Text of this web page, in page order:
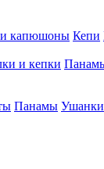
капюшоны Кепи
и кепки
Панамы Ушанки